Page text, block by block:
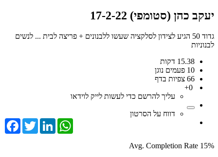
יעקב כהן (סטומפי) 17-2-22
גדוד 50 הגיע לצידון לסלקציה שעשו ללבנונים + פריצה לבית ... לנשים
לבנוניות
15.38 דקות
10 פעמים נוגן
66 צפיות בדף
עליך להרשם כדי לעשות לייק לוידאו
דווח על הסרטון
TwitterLinkedIn
WhatsApp
15%
Avg. Completion Rate